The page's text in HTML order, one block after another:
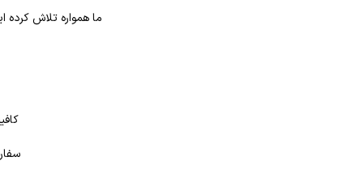
ما همواره تلاش کرده